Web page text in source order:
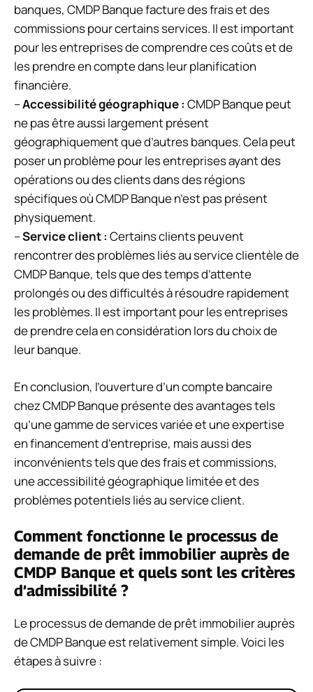
banques, CMDP Banque facture des frais et des
commissions pour certains services. Il est important
pour les entreprises de comprendre ces coûts et de
les prendre en compte dans leur planification
financière.
–Accessibilité géographique : CMDP Banque peut
ne pas être aussi largement présent
géographiquement que d’autres banques. Cela peut
poser un problème pour les entreprises ayant des
opérations ou des clients dans des régions
spécifiques où CMDP Banque n’est pas présent
physiquement.
–Service client : Certains clients peuvent
rencontrer des problèmes liés au service clientèle de
CMDP Banque, tels que des temps d’attente
prolongés ou des difficultés à résoudre rapidement
les problèmes. Il est important pour les entreprises
de prendre cela en considération lors du choix de
leur banque.
En conclusion, l’ouverture d’un compte bancaire
chez CMDP Banque présente des avantages tels
qu’une gamme de services variée et une expertise
en financement d’entreprise, mais aussi des
inconvénients tels que des frais et commissions,
une accessibilité géographique limitée et des
problèmes potentiels liés au service client.
Comment fonctionne le processus de
demande de prêt immobilier auprès de
CMDP Banque et quels sont les critères
d’admissibilité ?
Le processus de demande de prêt immobilier auprès
de CMDP Banque est relativement simple. Voici les
étapes à suivre :